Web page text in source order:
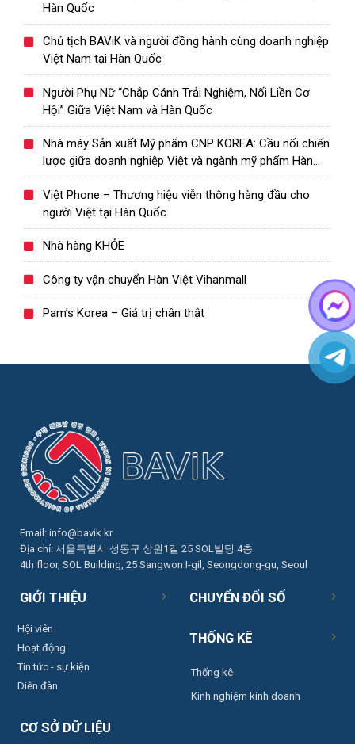
Hàn Quốc
Chủ tịch BAViK và người đồng hành cùng doanh nghiệp
Việt Nam tại Hàn Quốc
Người Phụ Nữ “Chắp Cánh Trải Nghiệm, Nối Liền Cơ
Hội” Giữa Việt Nam và Hàn Quốc
Nhà máy Sản xuất Mỹ phẩm CNP KOREA: Cầu nối chiến
lược giữa doanh nghiệp Việt và ngành mỹ phẩm Hàn
Quốc
Việt Phone – Thương hiệu viễn thông hàng đầu cho
người Việt tại Hàn Quốc
Nhà hàng KHỎE
Công ty vận chuyển Hàn Việt Vihanmall
Pam’s Korea – Giá trị chân thật
Email: info@bavik.kr
Địa chỉ: 서울특별시 성동구 상원1길 25 SOL빌딩 4층
4th floor, SOL Building, 25 Sangwon I-gil, Seongdong-gu, Seoul
GIỚI THIỆU
Hội viên
Hoạt động
Tin tức - sự kiện
Diễn đàn
CƠ SỞ DỮ LIỆU
CHUYỂN ĐỔI SỐ
THỐNG KÊ
Thống kê
Kinh nghiệm kinh doanh